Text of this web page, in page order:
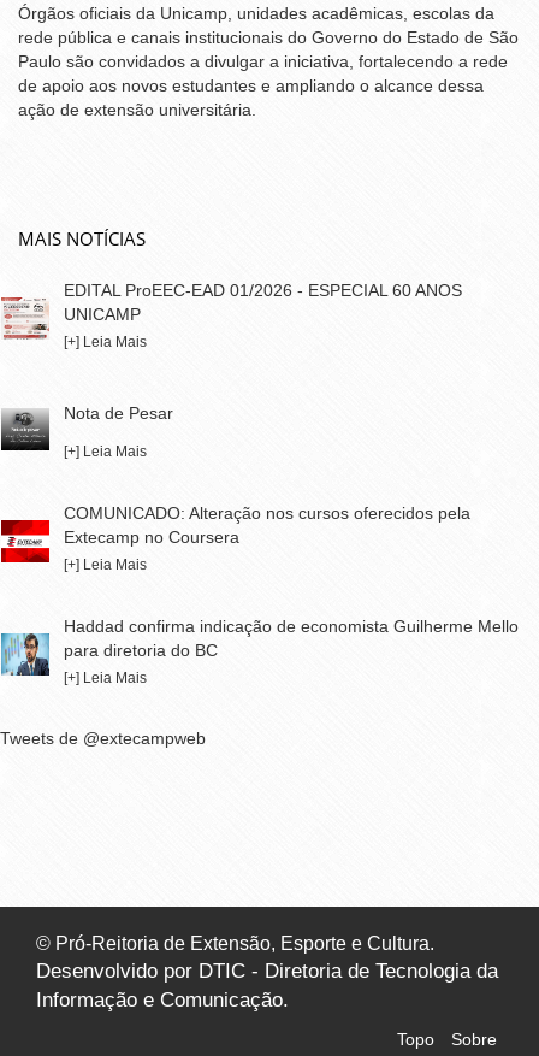
Órgãos oficiais da Unicamp, unidades acadêmicas, escolas da
rede pública e canais institucionais do Governo do Estado de São
Paulo são convidados a divulgar a iniciativa, fortalecendo a rede
de apoio aos novos estudantes e ampliando o alcance dessa
ação de extensão universitária.
MAIS NOTÍCIAS
EDITAL ProEEC-EAD 01/2026 - ESPECIAL 60 ANOS
UNICAMP
[+] Leia Mais
Nota de Pesar
[+] Leia Mais
COMUNICADO: Alteração nos cursos oferecidos pela
Extecamp no Coursera
[+] Leia Mais
Haddad confirma indicação de economista Guilherme Mello
para diretoria do BC
[+] Leia Mais
Tweets de @extecampweb
© Pró-Reitoria de Extensão, Esporte e Cultura.
Desenvolvido por DTIC - Diretoria de Tecnologia da
Informação e Comunicação.
Topo Sobre